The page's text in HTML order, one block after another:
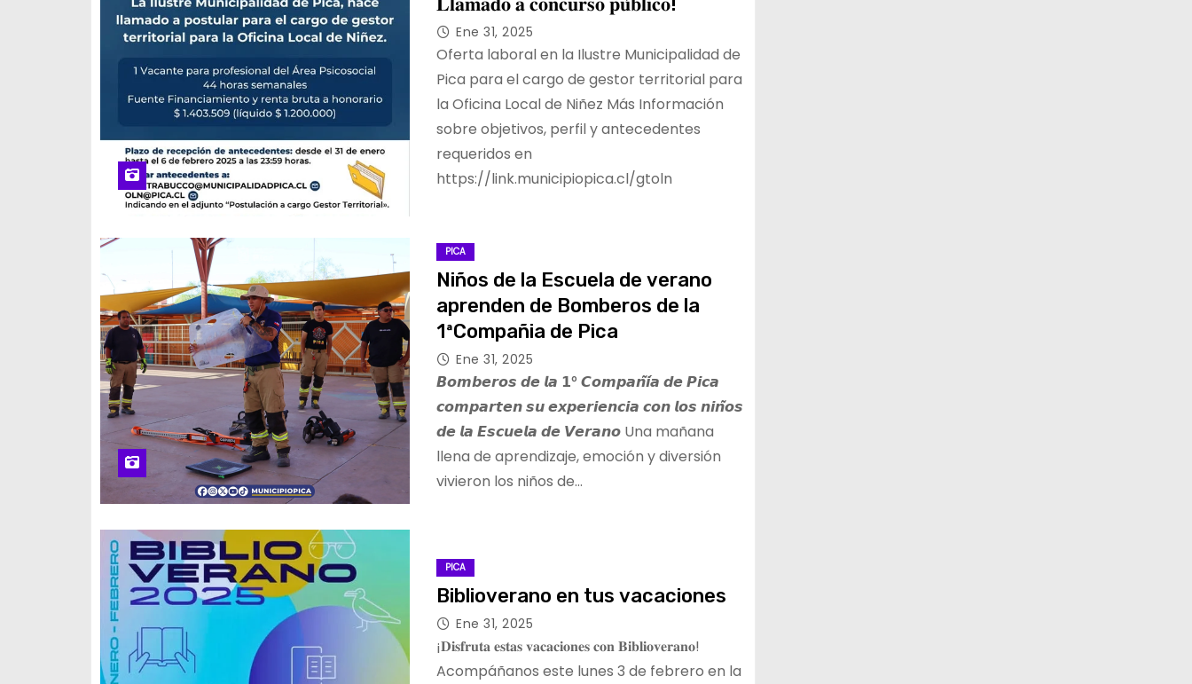
Ene 31, 2025
Oferta laboral en la Ilustre Municipalidad de
Pica para el cargo de gestor territorial para
la Oficina Local de Niñez Más Información
sobre objetivos, perfil y antecedentes
requeridos en
https://link.municipiopica.cl/gtoln
PICA
Niños de la Escuela de verano
aprenden de Bomberos de la
1ªCompañia de Pica
Ene 31, 2025
𝘽𝙤𝙢𝙗𝙚𝙧𝙤𝙨 𝙙𝙚 𝙡𝙖 𝟭° 𝘾𝙤𝙢𝙥𝙖𝙣̃𝙞́𝙖 𝙙𝙚 𝙋𝙞𝙘𝙖
𝙘𝙤𝙢𝙥𝙖𝙧𝙩𝙚𝙣 𝙨𝙪 𝙚𝙭𝙥𝙚𝙧𝙞𝙚𝙣𝙘𝙞𝙖 𝙘𝙤𝙣 𝙡𝙤𝙨 𝙣𝙞𝙣̃𝙤𝙨
𝙙𝙚 𝙡𝙖 𝙀𝙨𝙘𝙪𝙚𝙡𝙖 𝙙𝙚 𝙑𝙚𝙧𝙖𝙣𝙤 Una mañana
llena de aprendizaje, emoción y diversión
vivieron los niños de…
PICA
Biblioverano en tus vacaciones
Ene 31, 2025
¡𝐃𝐢𝐬𝐟𝐫𝐮𝐭𝐚 𝐞𝐬𝐭𝐚𝐬 𝐯𝐚𝐜𝐚𝐜𝐢𝐨𝐧𝐞𝐬 𝐜𝐨𝐧 𝐁𝐢𝐛𝐥𝐢𝐨𝐯𝐞𝐫𝐚𝐧𝐨!
Acompáñanos este lunes 3 de febrero en la